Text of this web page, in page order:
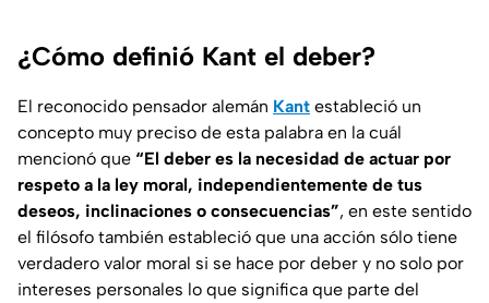
¿Cómo definió Kant el deber?
El reconocido pensador alemán Kant estableció un
concepto muy preciso de esta palabra en la cuál
mencionó que “El deber es la necesidad de actuar por
respeto a la ley moral, independientemente de tus
deseos, inclinaciones o consecuencias”, en este sentido
el filósofo también estableció que una acción sólo tiene
verdadero valor moral si se hace por deber y no solo por
intereses personales lo que significa que parte del